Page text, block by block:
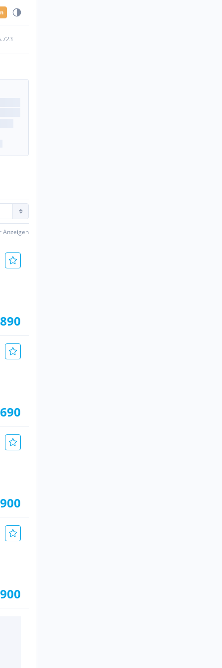
Anzeigen